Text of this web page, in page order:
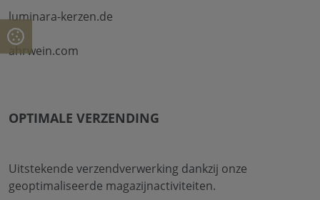
luminara-kerzen.de
ahrwein.com
OPTIMALE VERZENDING
Uitstekende verzendverwerking dankzij onze
geoptimaliseerde magazijnactiviteiten.